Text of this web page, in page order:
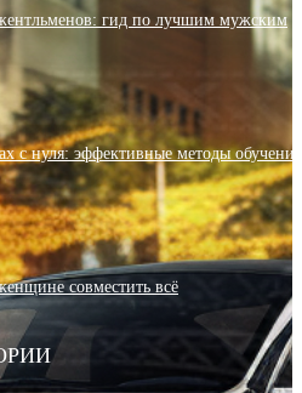
гид по лучшим мужским
с нуля: эффективные методы
совместить всё